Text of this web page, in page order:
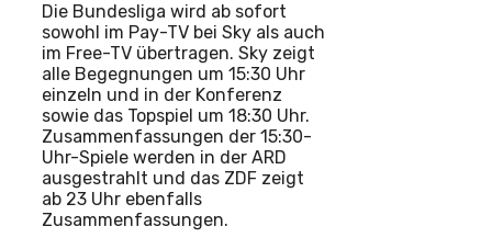
Die Bundesliga wird ab sofort
sowohl im Pay-TV bei Sky als auch
im Free-TV übertragen. Sky zeigt
alle Begegnungen um 15:30 Uhr
einzeln und in der Konferenz
sowie das Topspiel um 18:30 Uhr.
Zusammenfassungen der 15:30-
Uhr-Spiele werden in der ARD
ausgestrahlt und das ZDF zeigt
ab 23 Uhr ebenfalls
Zusammenfassungen.